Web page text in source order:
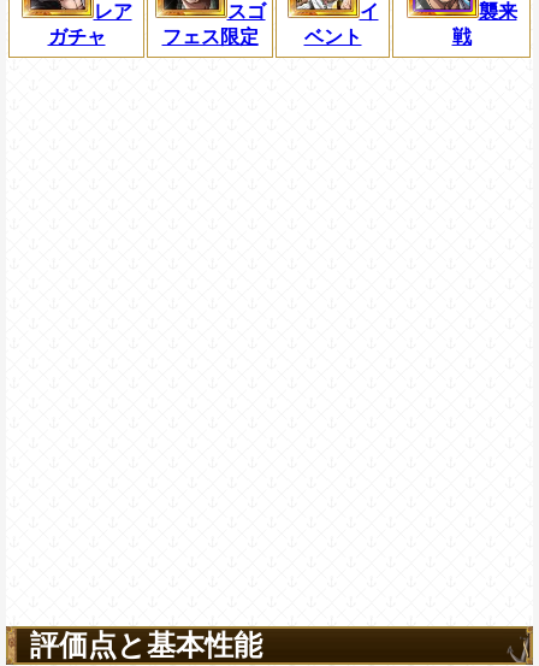
レア
ガチャ
スゴ
フェス限定
イ
ベント
襲来
戦
評価点と基本性能